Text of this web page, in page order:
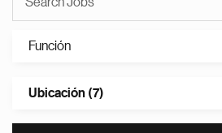
Función
Ubicación (7)